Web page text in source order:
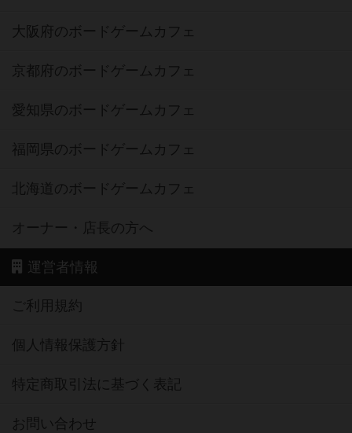
大阪府のボードゲームカフェ
京都府のボードゲームカフェ
愛知県のボードゲームカフェ
福岡県のボードゲームカフェ
北海道のボードゲームカフェ
オーナー・店長の方へ
運営者情報
ご利用規約
個人情報保護方針
特定商取引法に基づく表記
お問い合わせ